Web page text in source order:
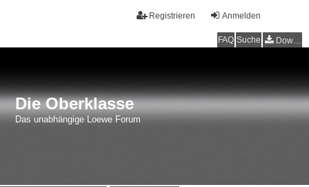
Anmelden
Registrieren
FAQ Suche Downloads
Die Oberklasse
Das unabhängige Loewe Forum